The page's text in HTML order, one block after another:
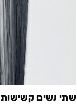
שתי נשים קשישות